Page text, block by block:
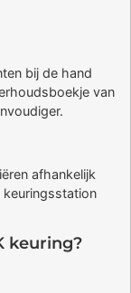
bij de hand
van
afhankelijk
keuringsstation
keuring?